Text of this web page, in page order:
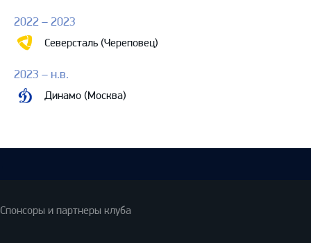
2022 – 2023
Северсталь (Череповец)
2023 – н.в.
Динамо (Москва)
Спонсоры и партнеры клуба